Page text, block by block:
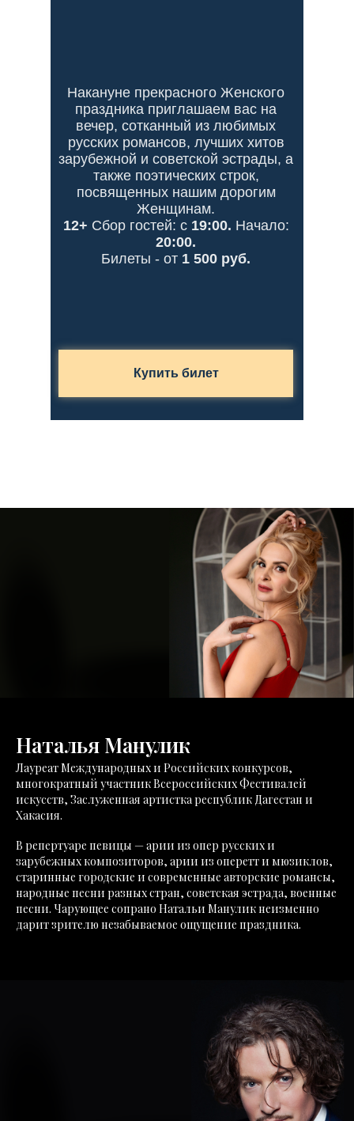
Накануне прекрасного Женского
праздника приглашаем вас на
вечер, сотканный из любимых
русских романсов, лучших хитов
зарубежной и советской эстрады, а
также поэтических строк,
посвященных нашим дорогим
Женщинам.
12+ Сбор гостей: с 19:00. Начало:
20:00.
Билеты - от 1 500 руб.
Купить билет
Наталья Манулик
Лауреат Международных и Российских конкурсов,
многократный участник Всероссийских Фестивалей
искусств, Заслуженная артистка республик Дагестан и
Хакасия.
В репертуаре певицы — арии из опер русских и
зарубежных композиторов, арии из оперетт и мюзиклов,
старинные городские и современные авторские романсы,
народные песни разных стран, советская эстрада, военные
песни. Чарующее сопрано Натальи Манулик неизменно
дарит зрителю незабываемое ощущение праздника.